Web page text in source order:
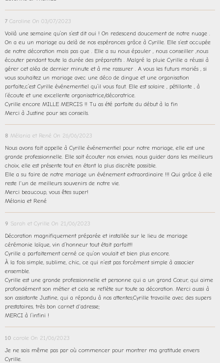
7 Caroline On 03/07/2023
Voilà une semaine qu’on s’est dit oui ! On redescend doucement de notre nuage .
On a eu un mariage au delà de nos espérances grâce à Cyrille. Elle s’est occupée
de notre décoration mais pas que . Elle a su nous épauler , nous conseiller ,nous
écouter pendant toute la durée des préparatifs . Malgré la pluie Cyrille a réussi à
gérer cet aléa de dernier minute et à me rassurer . A vous les futurs mariés , si
vous souhaitez un mariage avec une déco de dingue et une organisation
parfaite,c’est Cyrille événementiel qu’il vous faut. Elle est solaire , pétillante , à
l’écoute et une excellente organisatrice/décoratrice.
Cyrille encore MILLE MERCIS !! Tu as été parfaite du début à la fin
Merci à Justine pour ses conseils.
8 Mélania et René On 26/06/2023
Nous avons fait appelle à Cyrille événementiel pour notre mariage, elle est une
grande professionnelle. Elle sait écouter nos envies, nous guider dans les meilleurs
choix, elle est présente tout en étant la plus discrète possible.
Elle a su faire de notre mariage un événement extraordinaire !!! Qui grâce à elle
reste l'un de meilleurs souvenirs de notre vie.
Merci beaucoup, vous êtes super!
Mélania et René
9 Sarah et Cyrille On 21/06/2023
Décoration magnifiquement préparée et installée sur le lieu de mariage
cérémonie laïque, vin d’honneur tout était parfait!!
Cyrille a parfaitement cerné ce qu’on voulait et bien plus encore.
À la fois simple, sublime, chic, ce qui n’est pas forcément simple à associer
ensemble.
Cyrille est une grande professionnelle et personne qui a un grand Cœur, qui aime
profondément son métier et cela se reflète sur toute sa décoration. Merci aussi à
son assistante Justine, qui a répondu à nos attentes;Cyrille travaille avec des supers
prestataires, très bon carnet d'adresse;
MERCI à l’infini !
10 carole On 21/06/2023
Je ne sais même pas par où commencer pour montrer ma gratitude envers
Cyrille.